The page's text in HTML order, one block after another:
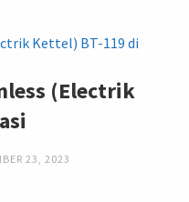
(Electrik
23, 2023